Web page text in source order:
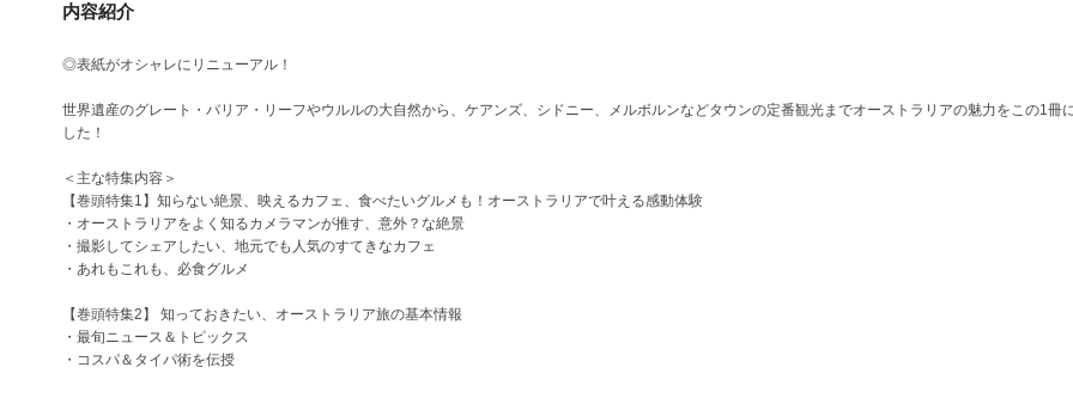
内容紹介
◎表紙がオシャレにリニューアル！
世界遺産のグレート・バリア・リーフやウルルの大自然から、ケアンズ、シドニー、メルボルンなどタウンの定番観光までオーストラリアの魅力をこの1冊
した！
＜主な特集内容＞
【巻頭特集1】知らない絶景、映えるカフェ、食べたいグルメも！オーストラリアで叶える感動体験
・オーストラリアをよく知るカメラマンが推す、意外？な絶景
・撮影してシェアしたい、地元でも人気のすてきなカフェ
・あれもこれも、必食グルメ
【巻頭特集2】 知っておきたい、オーストラリア旅の基本情報
・最旬ニュース＆トピックス
・コスパ＆タイパ術を伝授